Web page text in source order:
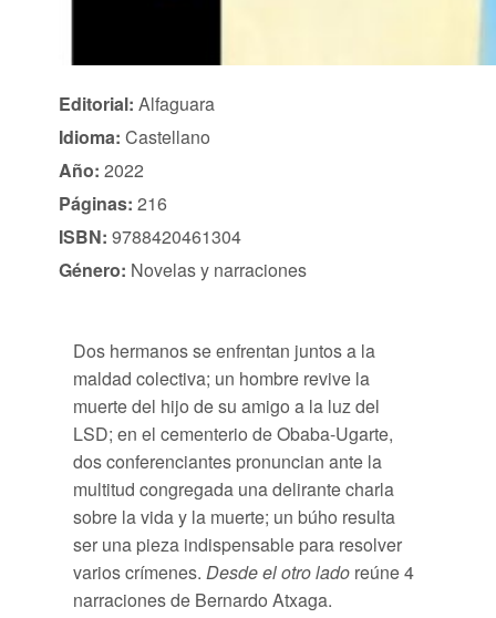
Editorial: Alfaguara
Idioma: Castellano
Año: 2022
Páginas: 216
ISBN: 9788420461304
Género: Novelas y narraciones
Dos hermanos se enfrentan juntos a la
maldad colectiva; un hombre revive la
muerte del hijo de su amigo a la luz del
LSD; en el cementerio de Obaba-Ugarte,
dos conferenciantes pronuncian ante la
multitud congregada una delirante charla
sobre la vida y la muerte; un búho resulta
ser una pieza indispensable para resolver
varios crímenes. Desde el otro ladoreúne 4
narraciones de Bernardo Atxaga.